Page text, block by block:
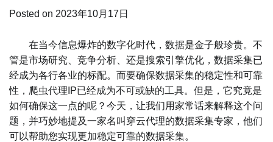
Posted on 2023年10月17日
在当今信息爆炸的数字化时代，数据是金子般珍贵。不
管是市场研究、竞争分析、还是搜索引擎优化，数据采集已
经成为各行各业的标配。而要确保数据采集的稳定性和可靠
性，爬虫代理IP已经成为不可或缺的工具。但是，它究竟是
如何确保这一点的呢？今天，让我们用家常话来解释这个问
题，并巧妙地提及一家名叫穿云代理的数据采集专家，他们
可以帮助您实现更加稳定可靠的数据采集。